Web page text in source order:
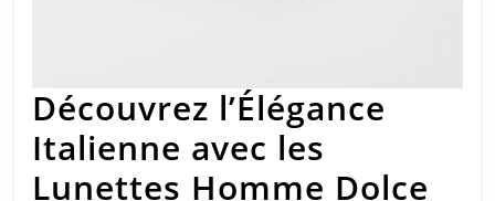
Découvrez l’Élégance
Italienne avec les
Lunettes Homme Dolce